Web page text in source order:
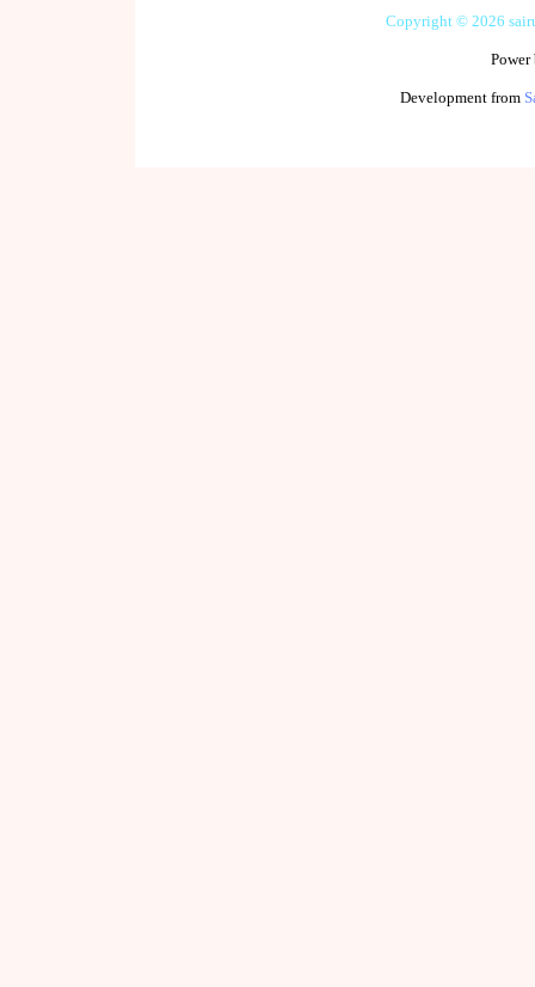
Copyright © 2026
Development from